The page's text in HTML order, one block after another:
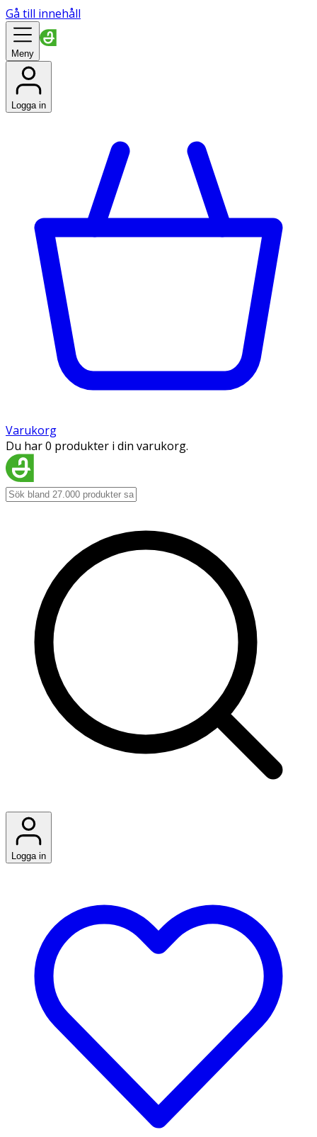
Gå till innehåll
Meny
Logga in
Varukorg
Du har 0 produkter i din varukorg.
Logga in